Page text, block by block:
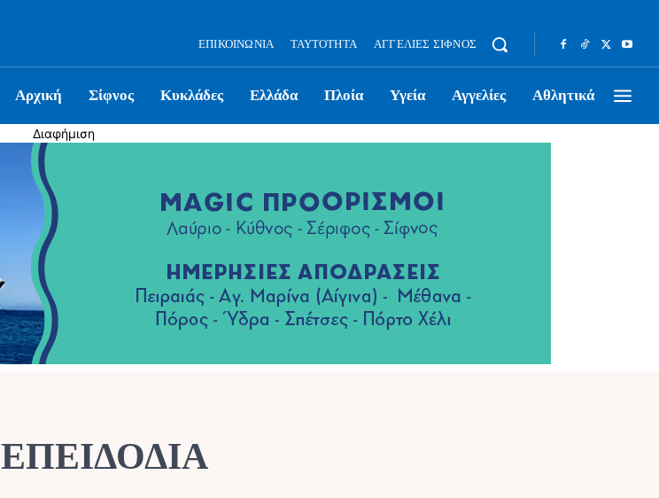
ΕΠΙΚΟΙΝΩΝΊΑ ΤΑΥΤΌΤΗΤΑ ΑΓΓΕΛΊΕΣ ΣΊΦΝΟΣ
Αρχική Σίφνος Κυκλάδες Ελλάδα Πλοία Υγεία Αγγελίες Αθλητικά
Διαφήμιση
ΕΠΕΙΔΟΔΙΑ